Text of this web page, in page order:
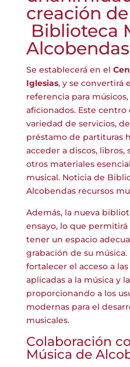
creación
Biblioteca
Alcobendas
Se establecerá en el
Iglesias, y se convertirá
referencia para
aficionados. Este
variedad de servicios,
préstamo de partituras
acceder a discos,
otros materiales
musical. Noticia de
Alcobendas recursos
Además, la nueva
ensayo, lo que permitirá
tener un espacio
grabación de su
fortalecer el acceso a
aplicadas a la música y
proporcionando a los
modernas para el
musicales.
Colaboración
Música de